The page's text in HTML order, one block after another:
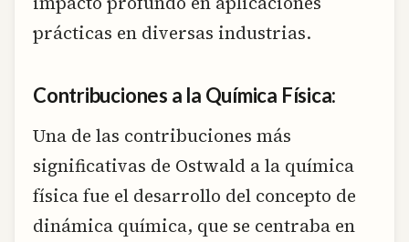
prácticas en diversas industrias.
Contribuciones a la Química Física:
Una de las contribuciones más
significativas de Ostwald a la química
física fue el desarrollo del concepto de
dinámica química, que se centraba en